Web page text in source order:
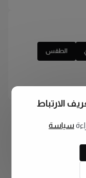
الطقس
الارتباط
سياسة